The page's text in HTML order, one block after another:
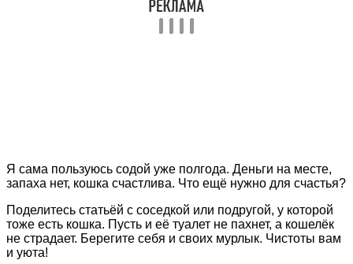
Я сама пользуюсь содой уже полгода. Деньги на месте,
запаха нет, кошка счастлива. Что ещё нужно для счастья?
Поделитесь статьёй с соседкой или подругой, у которой
тоже есть кошка. Пусть и её туалет не пахнет, а кошелёк
не страдает. Берегите себя и своих мурлык. Чистоты вам
и уюта!